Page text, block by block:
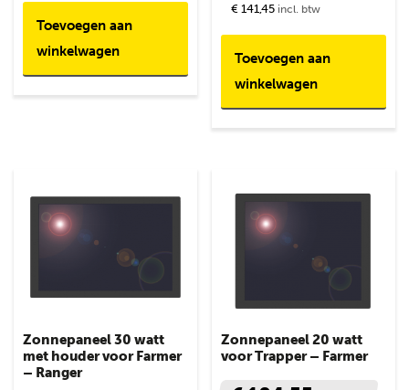
Toevoegen aan
winkelwagen
€ 141,45 incl. btw
Toevoegen aan
winkelwagen
Zonnepaneel 30 watt
met houder voor Farmer
– Ranger
Zonnepaneel 20 watt
voor Trapper – Farmer